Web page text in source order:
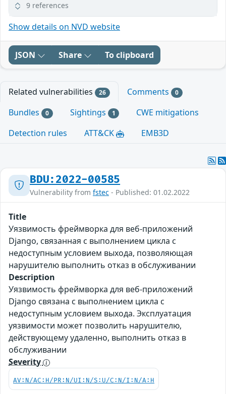
9 references
Show details on NVD website
JSON Share To clipboard
Related vulnerabilities 26 Comments 0
Bundles 0 Sightings 1
CWE mitigations
Detection rules
ATT&CK EMB3D
BDU:2022-00585
Vulnerability from fstec - Published: 01.02.2022
Title
Уязвимость фреймворка для веб-приложений
Django, связанная с выполнением цикла с
недоступным условием выхода, позволяющая
нарушителю выполнить отказ в обслуживании
Description
Уязвимость фреймворка для веб-приложений
Django связана с выполнением цикла с
недоступным условием выхода. Эксплуатация
уязвимости может позволить нарушителю,
действующему удаленно, выполнить отказ в
обслуживании
Severity
AV:N/AC:H/PR:N/UI:N/S:U/C:N/I:N/A:H